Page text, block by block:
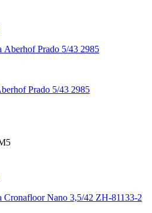
Prado 5/43 2985